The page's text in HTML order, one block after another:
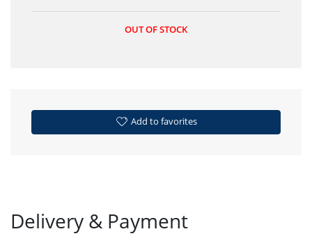
OUT OF STOCK
Add to favorites
Delivery & Payment